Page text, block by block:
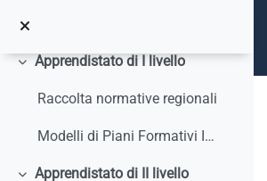
Colapsar
Apprendistato di I livello
Raccolta normative regionali
Modelli di Piani Formativi Individuali
Apprendistato di II livello